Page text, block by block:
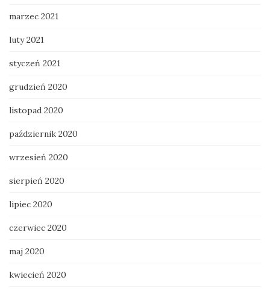
marzec 2021
luty 2021
styczeń 2021
grudzień 2020
listopad 2020
październik 2020
wrzesień 2020
sierpień 2020
lipiec 2020
czerwiec 2020
maj 2020
kwiecień 2020